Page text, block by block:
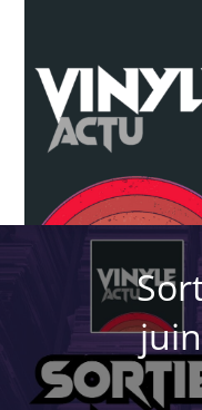
content